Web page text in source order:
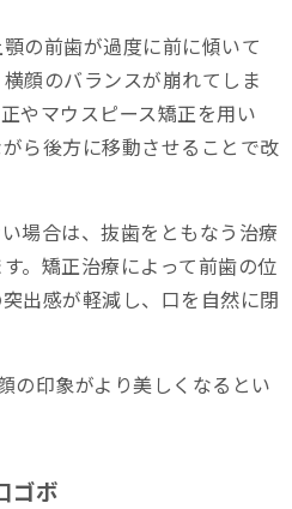
の前歯が過度に前に傾いて
顔のバランスが崩れてしま
やマウスピース矯正を用い
ら後方に移動させることで改
場合は、抜歯をともなう治療
。矯正治療によって前歯の位
出感が軽減し、口を自然に閉
の印象がより美しくなるとい
ゴボ